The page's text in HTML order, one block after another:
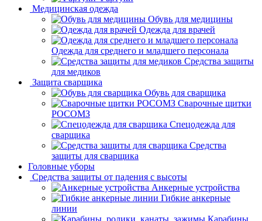
Медицинская одежда
Обувь для медицины
Одежда для врачей
Одежда для среднего и младшего персонала
Средства защиты
для медиков
Защита сварщика
Обувь для сварщика
Сварочные щитки
РОСОМЗ
Спецодежда для
сварщика
Средства
защиты для сварщика
Головные уборы
Средства защиты от падения с высоты
Анкерные устройства
Гибкие анкерные
линии
Карабины,